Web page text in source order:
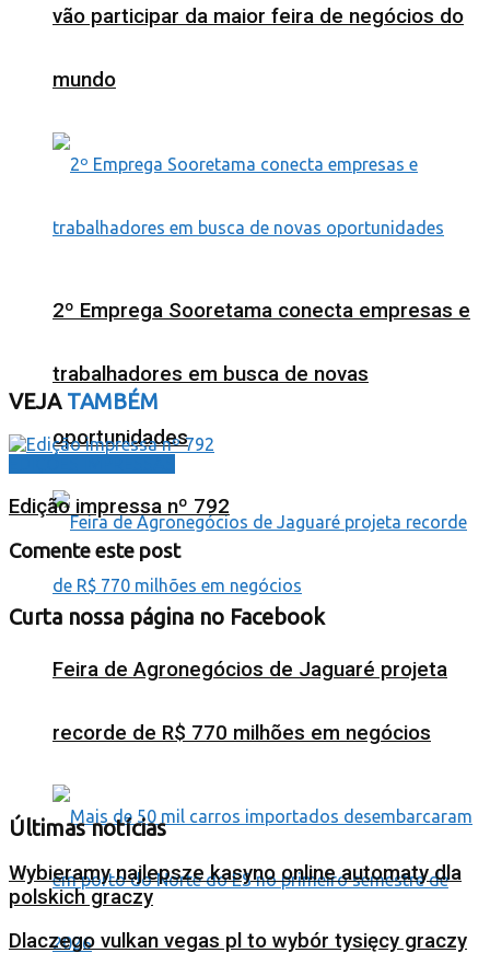
vão participar da maior feira de negócios do
mundo
2º Emprega Sooretama conecta empresas e
trabalhadores em busca de novas
oportunidades
Feira de Agronegócios de Jaguaré projeta
recorde de R$ 770 milhões em negócios
VEJATAMBÉM
Edição impressa nº 792
Comente este post
Curta nossa página no Facebook
Últimas notícias
Wybieramy najlepsze kasyno online automaty dla
polskich graczy
Dlaczego vulkan vegas pl to wybór tysięcy graczy